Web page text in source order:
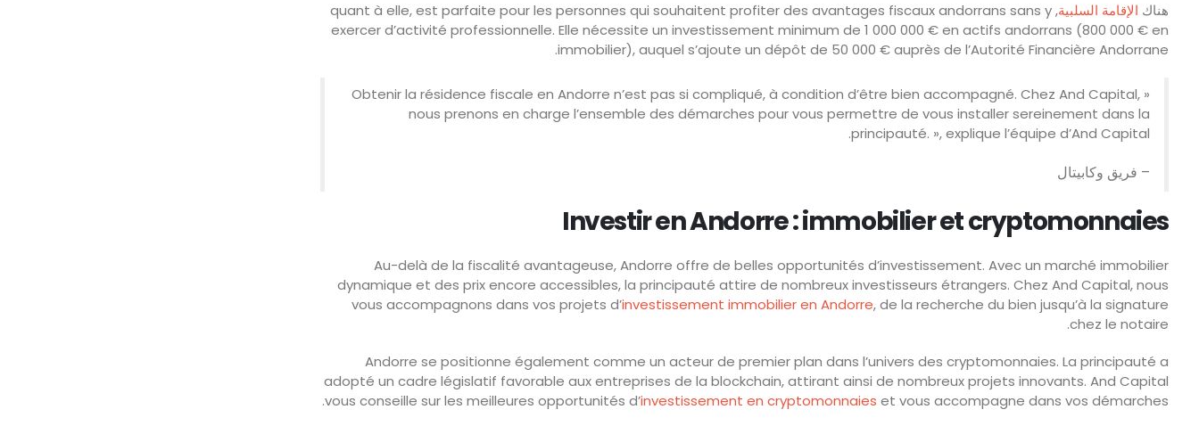
هناك الإقامة السلبية , quant à elle, est parfaite pour les personnes qui souhaitent profiter des avantages fiscaux andorrans sans y
exercer d’activité professionnelle. Elle nécessite un investissement minimum de 1 000 000 € en actifs andorrans (800 000 € en
immobilier), auquel s’ajoute un dépôt de 50 000 € auprès de l’Autorité Financière Andorrane.
« Obtenir la résidence fiscale en Andorre n’est pas si compliqué, à condition d’être bien accompagné. Chez And Capital,
nous prenons en charge l’ensemble des démarches pour vous permettre de vous installer sereinement dans la
principauté. », explique l’équipe d’And Capital.
– فريق وكابيتال
Investir en Andorre : immobilier et cryptomonnaies
Au-delà de la fiscalité avantageuse, Andorre offre de belles opportunités d’investissement. Avec un marché immobilier
dynamique et des prix encore accessibles, la principauté attire de nombreux investisseurs étrangers. Chez And Capital, nous
vous accompagnons dans vos projets d’investissement immobilier en Andorre, de la recherche du bien jusqu’à la signature
chez le notaire.
Andorre se positionne également comme un acteur de premier plan dans l’univers des cryptomonnaies. La principauté a
adopté un cadre législatif favorable aux entreprises de la blockchain, attirant ainsi de nombreux projets innovants. And Capital
vous conseille sur les meilleures opportunités d’investissement en cryptomonnaies et vous accompagne dans vos démarches.